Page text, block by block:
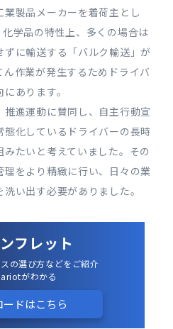
製品メーカーを着荷主とし
学品の特性上、多くの場合は
に輸送する「バルク輸送」が
作業が発生するためドライバ
あります。
進運動に賛同し、自主行動宣
化しているドライバーの長時
たいと考えていました。その
をより精緻に行い、日々の業
い出す必要がありました。
フレット
の選び方などをご紹介
がわかる
ードはこちら